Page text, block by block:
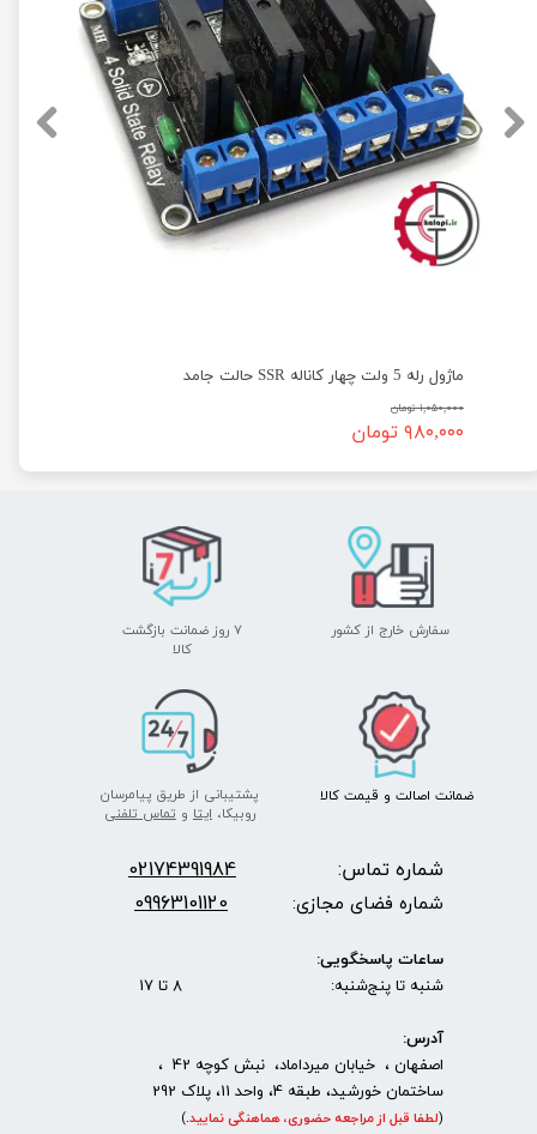
ماژول رله 5 ولت چهار کاناله SSR حالت جامد
۱,۰۵۰,۰۰۰ تومان
۹۸۰,۰۰۰ تومان
پشتیبانی از طریق پیامرسان
روبیکا، ایتا و تماس تلفنی
سفارش خارج از کشور
۷ روز ضمانت بازگشت
​​​​​​​کالا
ضمانت اصالت و قیمت​​​​​​​ کالا ​​​​​​​
شماره تماس: 02174391984
شماره فضای مجازی: 09963101120
ساعات پاسخگویی:
شنبه تا پنج‌شنبه: 8 تا 17
آدرس:
اصفهان ، خیابان میرداماد، نبش کوچه 42 ،
ساختمان خورشید، طبقه 4، واحد 11، پلاک 292
(لطفا قبل از مراجعه حضوری، هماهنگی نمایید.
)